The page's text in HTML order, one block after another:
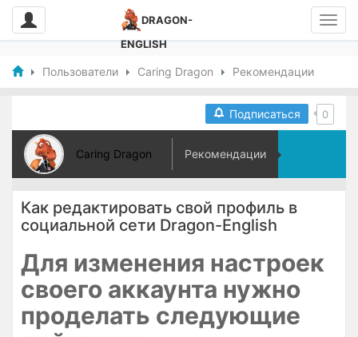
DRAGON-
ENGLISH
Пользователи Caring Dragon Рекомендации
Подписаться 0
Caring Dragon Рекомендации
Как редактировать свой профиль в
социальной сети Dragon-English
Для изменения настроек
своего аккаунта нужно
проделать следующие